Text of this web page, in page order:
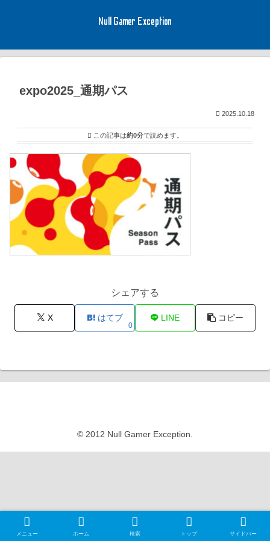
Null Gamer Exception
expo2025_通期パス
2025.10.18
この記事は約0分で読めます。
シェアする
X はてブ
0
LINE コピー
© 2012 Null Gamer Exception.
メニュー ホーム 検索 トップ サイドバー